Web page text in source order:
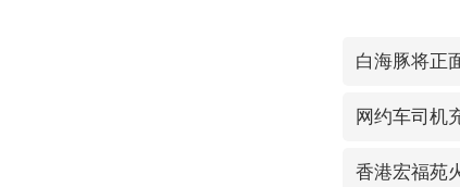
白海豚将正
网约车司机
香港宏福苑